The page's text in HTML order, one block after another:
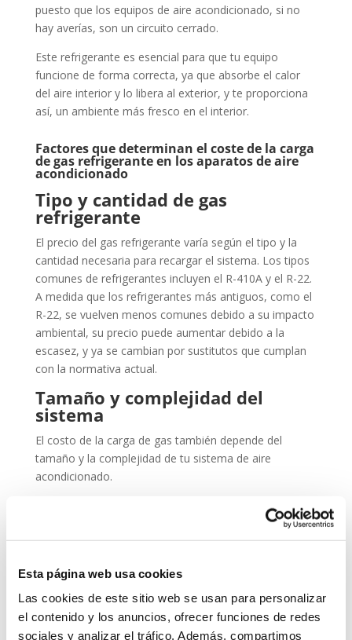
Esta página web usa cookies
Las cookies de este sitio web se usan para personalizar
el contenido y los anuncios, ofrecer funciones de redes
sociales y analizar el tráfico. Además, compartimos
puesto que los equipos de aire acondicionado, si no
hay averías, son un circuito cerrado.
Este refrigerante es esencial para que tu equipo
funcione de forma correcta, ya que absorbe el calor
del aire interior y lo libera al exterior, y te proporciona
así, un ambiente más fresco en el interior.
Factores que determinan el coste de la carga
de gas refrigerante en los aparatos de aire
acondicionado
Tipo y cantidad de gas
refrigerante
El precio del gas refrigerante varía según el tipo y la
cantidad necesaria para recargar el sistema. Los tipos
comunes de refrigerantes incluyen el R-410A y el R-22.
A medida que los refrigerantes más antiguos, como el
R-22, se vuelven menos comunes debido a su impacto
ambiental, su precio puede aumentar debido a la
escasez, y ya se cambian por sustitutos que cumplan
con la normativa actual.
Tamaño y complejidad del
sistema
El costo de la carga de gas también depende del
tamaño y la complejidad de tu sistema de aire
acondicionado.
Los sistemas más grandes o comerciales pueden
requerir más gas refrigerante y, por lo tanto, pueden
ser más costosos de recargar.
Disponibilidad y ubicación
geográfica
La disponibilidad del gas refrigerante puede variar
según la oferta y la demanda ya que depende de la